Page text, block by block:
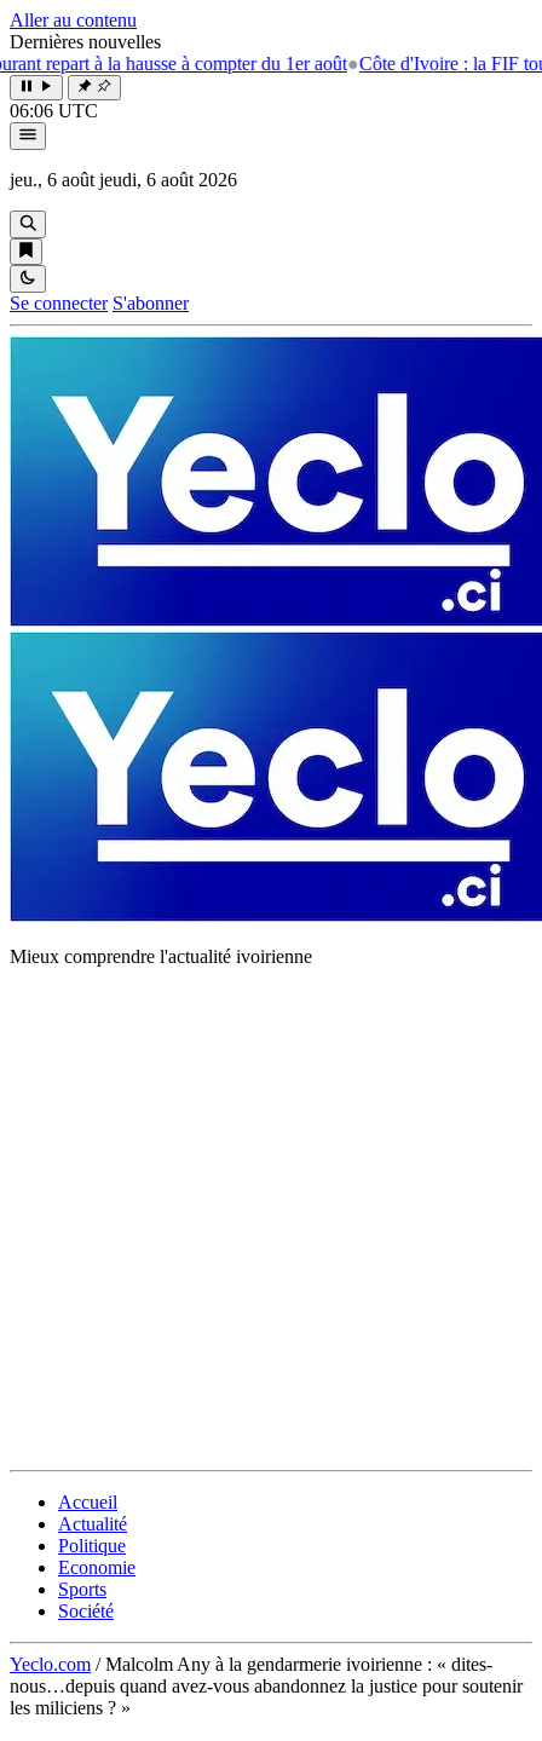
Aller au contenu
Dernières nouvelles
à la hausse à compter du 1er août●Côte d'Ivoire : la FIF tourne la
06:06 UTC
jeu., 6 août jeudi, 6 août 2026
Se connecter S'abonner
Mieux comprendre l'actualité ivoirienne
Accueil
Actualité
Politique
Economie
Sports
Société
Yeclo.com / Malcolm Any à la gendarmerie ivoirienne : « dites-
nous…depuis quand avez-vous abandonnez la justice pour soutenir
les miliciens ? »